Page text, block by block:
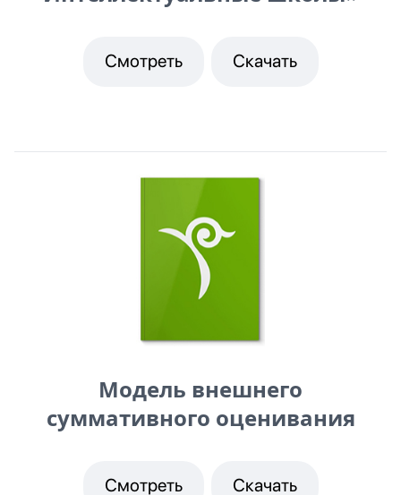
Смотреть Скачать
Модель внешнего
суммативного оценивания
Смотреть Скачать